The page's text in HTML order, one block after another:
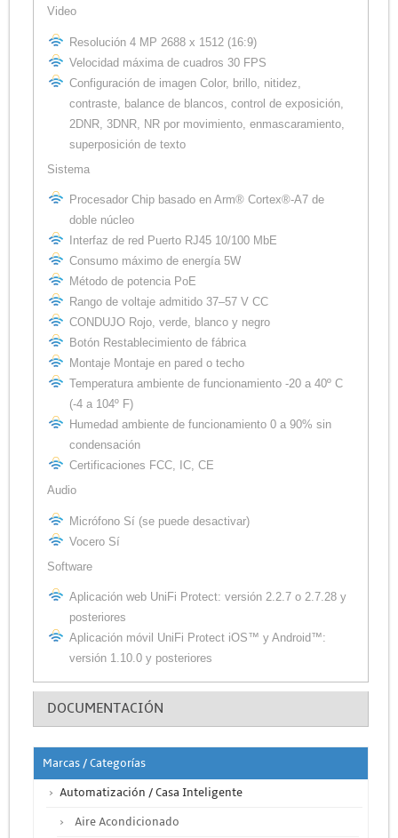
Video
Resolución 4 MP 2688 x 1512 (16:9)
Velocidad máxima de cuadros 30 FPS
Configuración de imagen Color, brillo, nitidez,
contraste, balance de blancos, control de exposición,
2DNR, 3DNR, NR por movimiento, enmascaramiento,
superposición de texto
Sistema
Procesador Chip basado en Arm® Cortex®-A7 de
doble núcleo
Interfaz de red Puerto RJ45 10/100 MbE
Consumo máximo de energía 5W
Método de potencia PoE
Rango de voltaje admitido 37–57 V CC
CONDUJO Rojo, verde, blanco y negro
Botón Restablecimiento de fábrica
Montaje Montaje en pared o techo
Temperatura ambiente de funcionamiento -20 a 40º C
(-4 a 104º F)
Humedad ambiente de funcionamiento 0 a 90% sin
condensación
Certificaciones FCC, IC, CE
Audio
Micrófono Sí (se puede desactivar)
Vocero Sí
Software
Aplicación web UniFi Protect: versión 2.2.7 o 2.7.28 y
posteriores
Aplicación móvil UniFi Protect iOS™ y Android™:
versión 1.10.0 y posteriores
DOCUMENTACIÓN
Marcas / Categorías
Automatización / Casa Inteligente
Aire Acondicionado